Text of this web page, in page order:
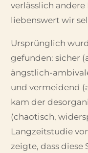
verlässlich
liebenswert wir
Ursprünglich
gefunden: sicher
ängstlich-
und vermeidend
kam der
(chaotisch,
Langzeitstudie
zeigte, dass diese